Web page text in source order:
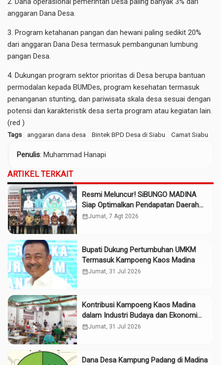
anggaran Dana Desa.
3. Program ketahanan pangan dan hewani paling sedikit 20%
dari anggaran Dana Desa termasuk pembangunan lumbung
pangan Desa.
4. Dukungan program sektor prioritas di Desa berupa bantuan
permodalan kepada BUMDes, program kesehatan termasuk
penanganan stunting, dan pariwisata skala desa sesuai dengan
potensi dan karakteristik desa serta program atau kegiatan lain.
(red )
Tags anggaran dana desa Bintek BPD Desa di Siabu Camat Siabu
Penulis: Muhammad Hanapi
ARTIKEL TERKAIT
Resmi Meluncur! SiBUNGO MADINA
Siap Optimalkan Pendapatan Daerah
Madina
calendar_monthJumat, 7 Agt 2026
Bupati Dukung Pertumbuhan UMKM
Termasuk Kampoeng Kaos Madina
calendar_monthJumat, 31 Jul 2026
Kontribusi Kampoeng Kaos Madina
dalam Industri Budaya dan Ekonomi
Daerah
calendar_monthJumat, 31 Jul 2026
Dana Desa Kampung Padang di Madina